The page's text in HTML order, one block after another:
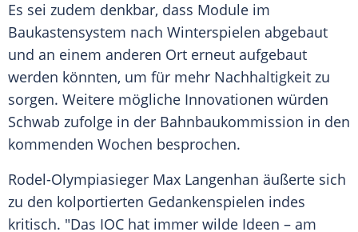
Es sei zudem denkbar, dass Module im
Baukastensystem nach Winterspielen abgebaut
und an einem anderen Ort erneut aufgebaut
werden könnten, um für mehr Nachhaltigkeit zu
sorgen. Weitere mögliche Innovationen würden
Schwab zufolge in der Bahnbaukommission in den
kommenden Wochen besprochen.
Rodel-Olympiasieger Max Langenhan äußerte sich
zu den kolportierten Gedankenspielen indes
kritisch. "Das IOC hat immer wilde Ideen – am